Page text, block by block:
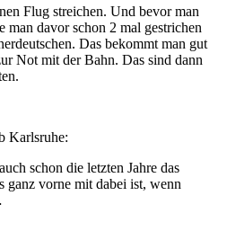
Flug streichen. Und bevor man
man davor schon 2 mal gestrichen
Das bekommt man gut
Not mit der Bahn. Das sind dann
Karlsruhe:
schon die letzten Jahre das
ganz vorne mit dabei ist, wenn